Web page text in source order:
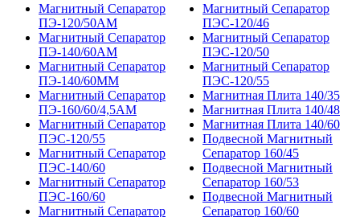
Магнитный Сепаратор
ПЭ-120/50АМ
Магнитный Сепаратор
ПЭ-140/60АМ
Магнитный Сепаратор
ПЭ-140/60ММ
Магнитный Сепаратор
ПЭ-160/60/4,5АМ
Магнитный Сепаратор
ПЭС-120/55
Магнитный Сепаратор
ПЭС-140/60
Магнитный Сепаратор
ПЭС-160/60
Магнитный Сепаратор
Магнитный Сепаратор
ПЭС-120/46
Магнитный Сепаратор
ПЭС-120/50
Магнитный Сепаратор
ПЭС-120/55
Магнитная Плита 140/35
Магнитная Плита 140/48
Магнитная Плита 140/60
Подвесной Магнитный
Сепаратор 160/45
Подвесной Магнитный
Сепаратор 160/53
Подвесной Магнитный
Сепаратор 160/60